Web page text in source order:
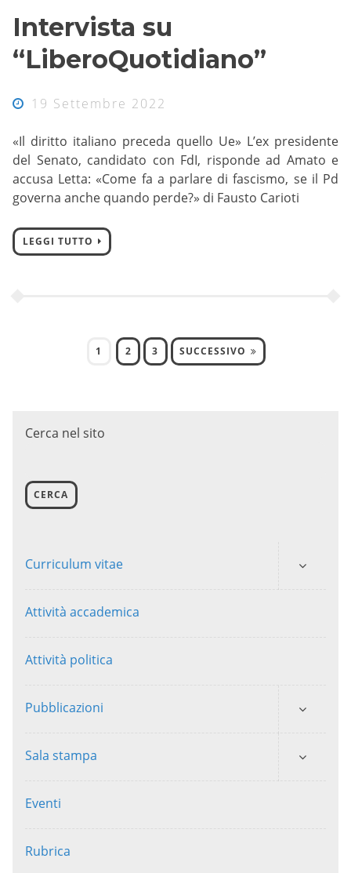
Intervista su
“LiberoQuotidiano”
19 Settembre 2022
«Il diritto italiano preceda quello Ue» L’ex presidente
del Senato, candidato con FdI, risponde ad Amato e
accusa Letta: «Come fa a parlare di fascismo, se il Pd
governa anche quando perde?» di Fausto Carioti
LEGGI TUTTO
1 2 3 SUCCESSIVO
Cerca nel sito
CERCA
Curriculum vitae
Attività accademica
Attività politica
Pubblicazioni
Sala stampa
Eventi
Rubrica